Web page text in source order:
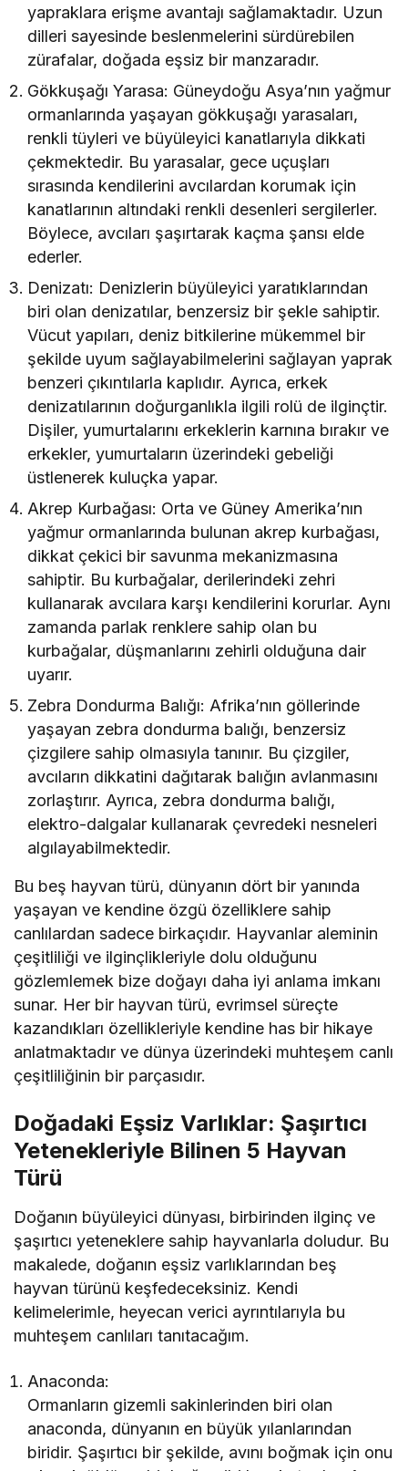
yapraklara erişme avantajı sağlamaktadır. Uzun
dilleri sayesinde beslenmelerini sürdürebilen
zürafalar, doğada eşsiz bir manzaradır.
Gökkuşağı Yarasa: Güneydoğu Asya’nın yağmur
ormanlarında yaşayan gökkuşağı yarasaları,
renkli tüyleri ve büyüleyici kanatlarıyla dikkati
çekmektedir. Bu yarasalar, gece uçuşları
sırasında kendilerini avcılardan korumak için
kanatlarının altındaki renkli desenleri sergilerler.
Böylece, avcıları şaşırtarak kaçma şansı elde
ederler.
Denizatı: Denizlerin büyüleyici yaratıklarından
biri olan denizatılar, benzersiz bir şekle sahiptir.
Vücut yapıları, deniz bitkilerine mükemmel bir
şekilde uyum sağlayabilmelerini sağlayan yaprak
benzeri çıkıntılarla kaplıdır. Ayrıca, erkek
denizatılarının doğurganlıkla ilgili rolü de ilginçtir.
Dişiler, yumurtalarını erkeklerin karnına bırakır ve
erkekler, yumurtaların üzerindeki gebeliği
üstlenerek kuluçka yapar.
Akrep Kurbağası: Orta ve Güney Amerika’nın
yağmur ormanlarında bulunan akrep kurbağası,
dikkat çekici bir savunma mekanizmasına
sahiptir. Bu kurbağalar, derilerindeki zehri
kullanarak avcılara karşı kendilerini korurlar. Aynı
zamanda parlak renklere sahip olan bu
kurbağalar, düşmanlarını zehirli olduğuna dair
uyarır.
Zebra Dondurma Balığı: Afrika’nın göllerinde
yaşayan zebra dondurma balığı, benzersiz
çizgilere sahip olmasıyla tanınır. Bu çizgiler,
avcıların dikkatini dağıtarak balığın avlanmasını
zorlaştırır. Ayrıca, zebra dondurma balığı,
elektro-dalgalar kullanarak çevredeki nesneleri
algılayabilmektedir.
Bu beş hayvan türü, dünyanın dört bir yanında
yaşayan ve kendine özgü özelliklere sahip
canlılardan sadece birkaçıdır. Hayvanlar aleminin
çeşitliliği ve ilginçlikleriyle dolu olduğunu
gözlemlemek bize doğayı daha iyi anlama imkanı
sunar. Her bir hayvan türü, evrimsel süreçte
kazandıkları özellikleriyle kendine has bir hikaye
anlatmaktadır ve dünya üzerindeki muhteşem canlı
çeşitliliğinin bir parçasıdır.
Doğadaki Eşsiz Varlıklar: Şaşırtıcı
Yetenekleriyle Bilinen 5 Hayvan
Türü
Doğanın büyüleyici dünyası, birbirinden ilginç ve
şaşırtıcı yeteneklere sahip hayvanlarla doludur. Bu
makalede, doğanın eşsiz varlıklarından beş
hayvan türünü keşfedeceksiniz. Kendi
kelimelerimle, heyecan verici ayrıntılarıyla bu
muhteşem canlıları tanıtacağım.
Anaconda:
Ormanların gizemli sakinlerinden biri olan
anaconda, dünyanın en büyük yılanlarından
biridir. Şaşırtıcı bir şekilde, avını boğmak için onu